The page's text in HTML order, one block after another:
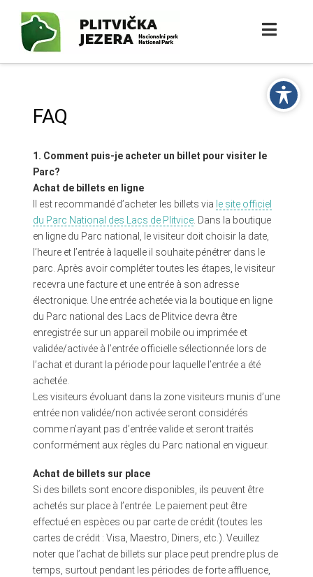
FAQ
1. Comment puis-je acheter un billet pour visiter le
Parc?
Achat de billets en ligne
Il est recommandé d’acheter les billets via le site officiel
du Parc National des Lacs de Plitvice. Dans la boutique
en ligne du Parc national, le visiteur doit choisir la date,
l’heure et l’entrée à laquelle il souhaite pénétrer dans le
parc. Après avoir compléter toutes les étapes, le visiteur
recevra une facture et une entrée à son adresse
électronique. Une entrée achetée via la boutique en ligne
du Parc national des Lacs de Plitvice devra être
enregistrée sur un appareil mobile ou imprimée et
validée/activée à l’entrée officielle sélectionnée lors de
l’achat et durant la période pour laquelle l’entrée a été
achetée.
Les visiteurs évoluant dans la zone visiteurs munis d’une
entrée non validée/non activée seront considérés
comme n’ayant pas d’entrée valide et seront traités
conformément aux règles du Parc national en vigueur.
Achat de billets sur place
Si des billets sont encore disponibles, ils peuvent être
achetés sur place à l’entrée. Le paiement peut être
effectué en espèces ou par carte de crédit (toutes les
cartes de crédit : Visa, Maestro, Diners, etc.). Veuillez
noter que l’achat de billets sur place peut prendre plus de
temps, surtout pendant les périodes de forte affluence,